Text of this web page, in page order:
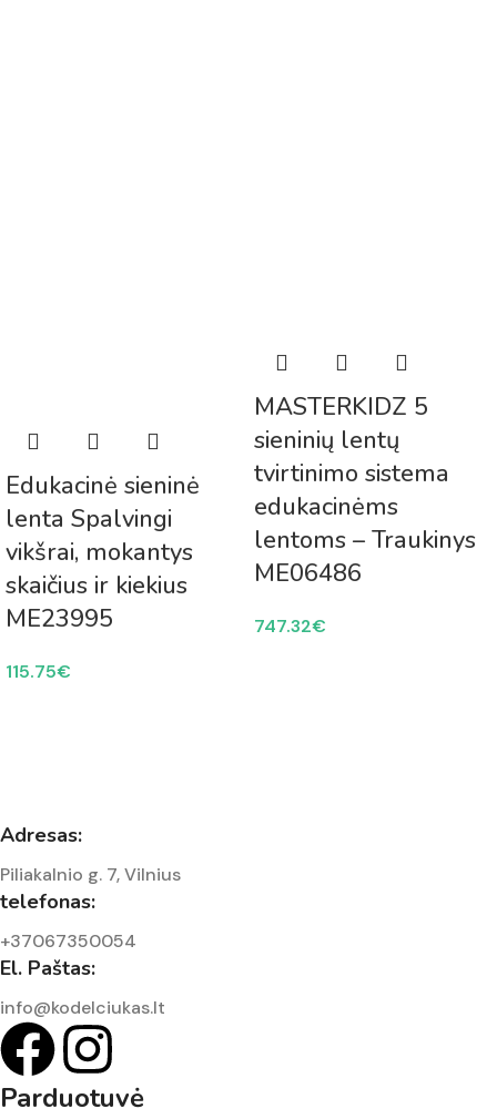
Edukacinė sieninė
lenta Spalvingi
vikšrai, mokantys
skaičius ir kiekius
ME23995
115.75€
MASTERKIDZ 5
sieninių lentų
tvirtinimo sistema
edukacinėms
lentoms – Traukinys
ME06486
747.32€
Adresas:
Piliakalnio g. 7, Vilnius
telefonas:
+37067350054
El. Paštas:
info@kodelciukas.lt
Parduotuvė